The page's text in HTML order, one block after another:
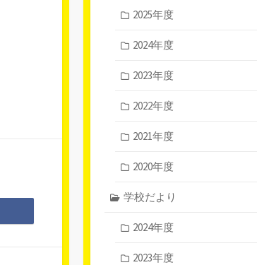
2025年度
2024年度
2023年度
2022年度
2021年度
2020年度
学校だより
2024年度
2023年度